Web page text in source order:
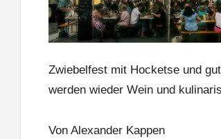
Zwiebelfest mit Hocketse und
werden wieder Wein und
Von Alexander Kappen